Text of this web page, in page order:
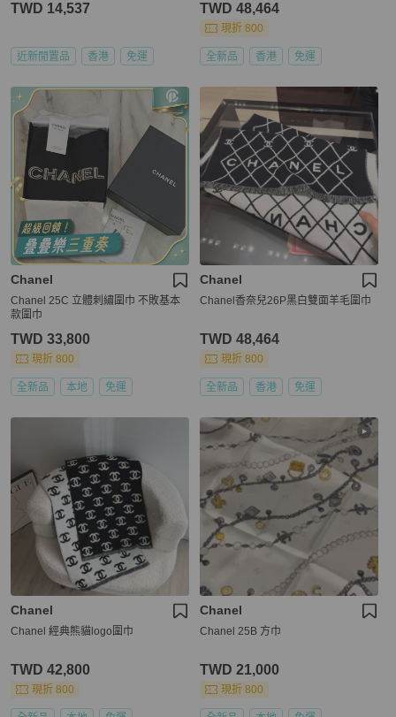
TWD 14,537
近新閒置品 香港 免運
TWD 48,464
現折 800
全新品 香港 免運
Chanel
Chanel 25C 立體刺繡圍巾 不敗基本
款圍巾
TWD 33,800
現折 800
全新品 本地 免運
Chanel
Chanel香奈兒26P黑白雙面羊毛圍巾
TWD 48,464
現折 800
全新品 香港 免運
Chanel
Chanel 經典熊貓logo圍巾
TWD 42,800
現折 800
Chanel
Chanel 25B 方巾
TWD 21,000
現折 800